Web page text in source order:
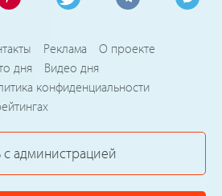
Реклама
О проекте
дня
Видео дня
конфиденциальности
с администрацией